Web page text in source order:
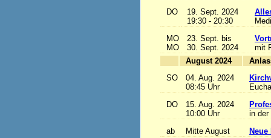
DO
19. Sept. 2024
19:30 - 20:30
MO
MO
23. Sept. bis
30. Sept. 2024
mit
August 2024
SO
04. Aug. 2024
08:45 Uhr
DO
15. Aug. 2024
10:00 Uhr
in der
ab
Mitte August